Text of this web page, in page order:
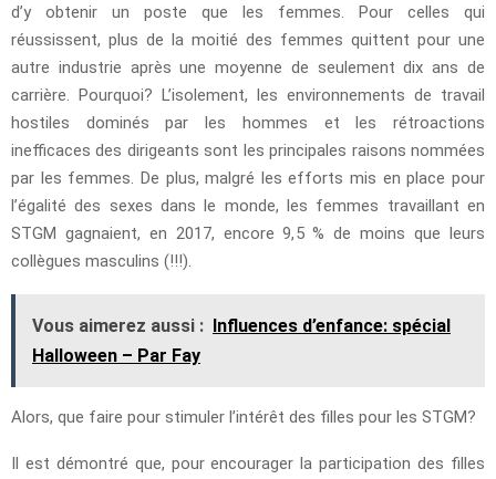
d’y obtenir un poste que les femmes. Pour celles qui
réussissent, plus de la moitié des femmes quittent pour une
autre industrie après une moyenne de seulement dix ans de
carrière. Pourquoi? L’isolement, les environnements de travail
hostiles dominés par les hommes et les rétroactions
inefficaces des dirigeants sont les principales raisons nommées
par les femmes. De plus, malgré les efforts mis en place pour
l’égalité des sexes dans le monde, les femmes travaillant en
STGM gagnaient, en 2017, encore 9,5 % de moins que leurs
collègues masculins (!!!).
Vous aimerez aussi : Inﬂuences d’enfance: spécial
Halloween – Par Fay
Alors, que faire pour stimuler l’intérêt des filles pour les STGM?
Il est démontré que, pour encourager la participation des filles